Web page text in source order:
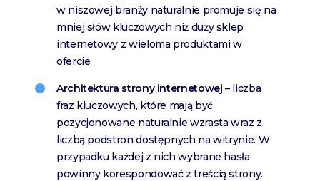
w niszowej branży naturalnie promuje się na
mniej słów kluczowych niż duży sklep
internetowy z wieloma produktami w
ofercie.
Architektura strony internetowej – liczba
fraz kluczowych, które mają być
pozycjonowane naturalnie wzrasta wraz z
liczbą podstron dostępnych na witrynie. W
przypadku każdej z nich wybrane hasła
powinny korespondować z treścią strony.